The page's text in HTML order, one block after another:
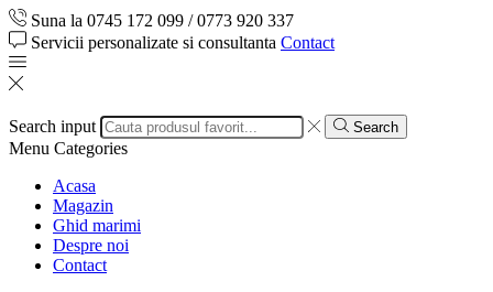
Suna la 0745 172 099 / 0773 920 337
Servicii personalizate si consultanta Contact
Search input Search
Menu Categories
Acasa
Magazin
Ghid marimi
Despre noi
Contact